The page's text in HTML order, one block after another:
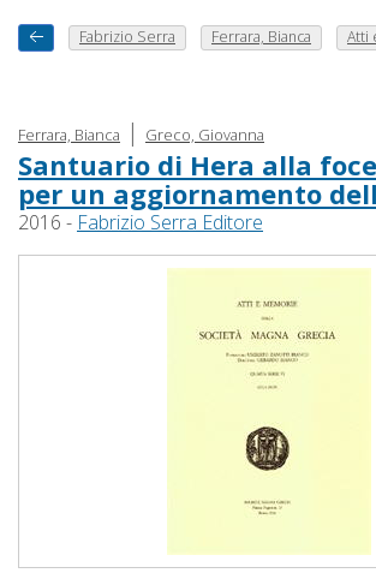
Fabrizio Serra Ferrara, Bianca Atti
Ferrara, Bianca | Greco, Giovanna
Santuario di Hera alla
per un aggiornamento
2016 - Fabrizio Serra Editore